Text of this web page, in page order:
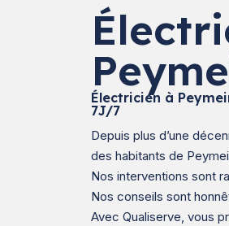
Électricien à
7J/7
Depuis plus d’une
des habitants de
Nos interventions sont
Nos conseils sont
Avec Qualiserve, vous